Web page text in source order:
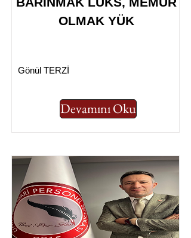
OLMAK YÜK
Gönül TERZİ
Devamını Oku